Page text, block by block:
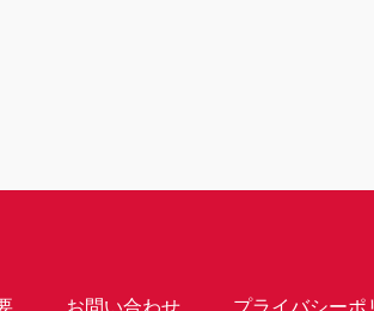
お問い合わせ プライバシーポ